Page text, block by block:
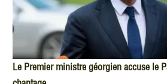
Le Premier ministre géorgien accuse le